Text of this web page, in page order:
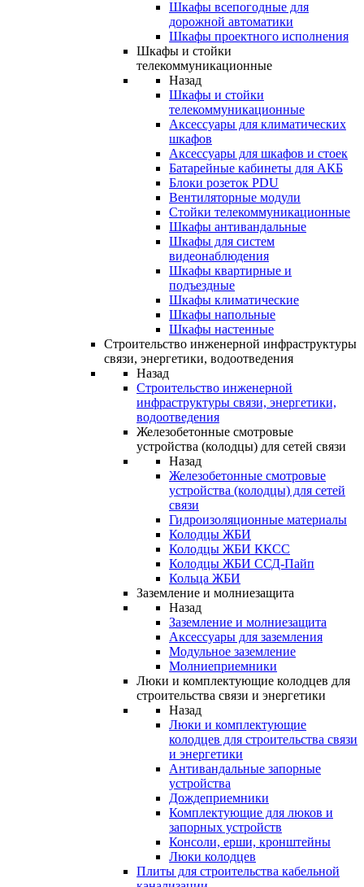
Шкафы всепогодные для
дорожной автоматики
Шкафы проектного исполнения
Шкафы и стойки
телекоммуникационные
Назад
Шкафы и стойки
телекоммуникационные
Аксессуары для климатических
шкафов
Аксессуары для шкафов и стоек
Батарейные кабинеты для АКБ
Блоки розеток PDU
Вентиляторные модули
Стойки телекоммуникационные
Шкафы антивандальные
Шкафы для систем
видеонаблюдения
Шкафы квартирные и
подъездные
Шкафы климатические
Шкафы напольные
Шкафы настенные
Строительство инженерной инфраструктуры
связи, энергетики, водоотведения
Назад
Строительство инженерной
инфраструктуры связи, энергетики,
водоотведения
Железобетонные смотровые
устройства (колодцы) для сетей связи
Назад
Железобетонные смотровые
устройства (колодцы) для сетей
связи
Гидроизоляционные материалы
Колодцы ЖБИ
Колодцы ЖБИ ККСС
Колодцы ЖБИ ССД-Пайп
Кольца ЖБИ
Заземление и молниезащита
Назад
Заземление и молниезащита
Аксессуары для заземления
Модульное заземление
Молниеприемники
Люки и комплектующие колодцев для
строительства связи и энергетики
Назад
Люки и комплектующие
колодцев для строительства связи
и энергетики
Антивандальные запорные
устройства
Дождеприемники
Комплектующие для люков и
запорных устройств
Консоли, ерши, кронштейны
Люки колодцев
Плиты для строительства кабельной